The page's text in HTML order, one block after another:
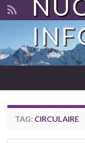
Search
TAG: CIRCULAIRE